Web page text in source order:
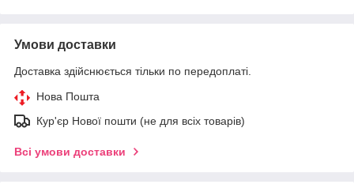
Умови доставки
Доставка здійснюється тільки по передоплаті.
Нова Пошта
Кур'єр Нової пошти (не для всіх товарів)
Всі умови доставки